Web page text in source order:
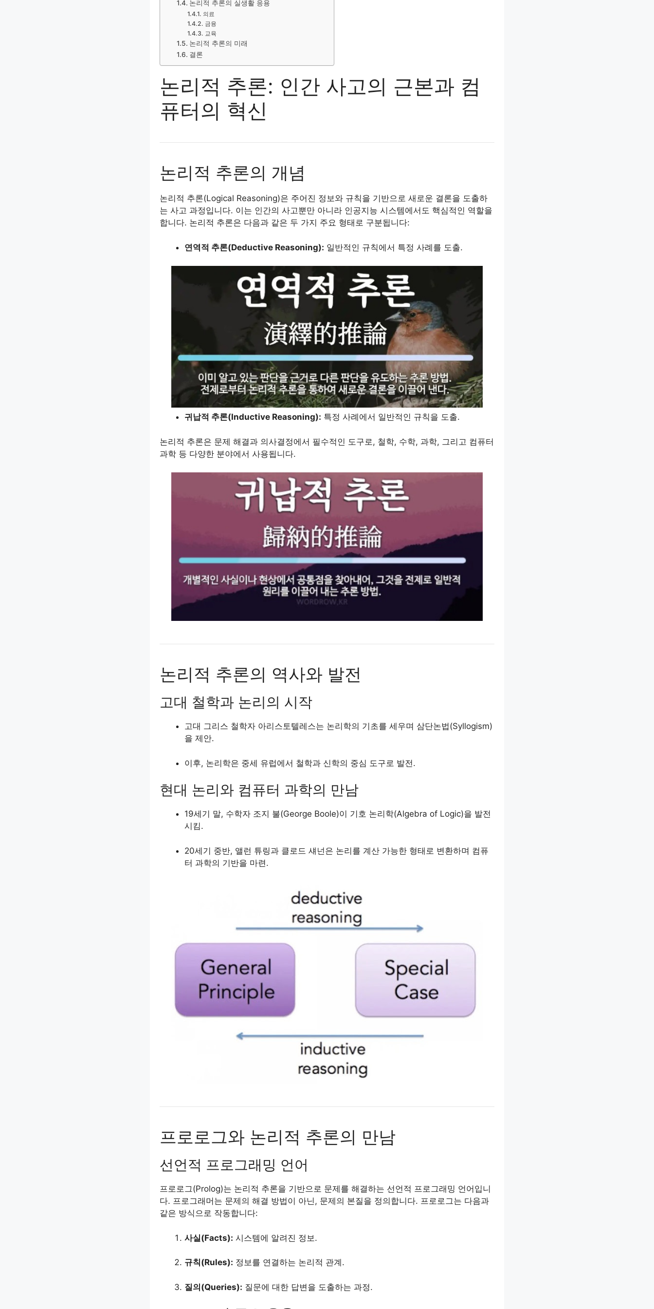
논리적 추론의 실생활 응용
의료
금융
교육
논리적 추론의 미래
결론
논리적 추론: 인간 사고의 근본과 컴
퓨터의 혁신
논리적 추론의 개념
논리적 추론(Logical Reasoning)은 주어진 정보와 규칙을 기반으로 새로운 결론을 도출하
는 사고 과정입니다. 이는 인간의 사고뿐만 아니라 인공지능 시스템에서도 핵심적인 역할을
합니다. 논리적 추론은 다음과 같은 두 가지 주요 형태로 구분됩니다:
연역적 추론(Deductive Reasoning): 일반적인 규칙에서 특정 사례를 도출.
귀납적 추론(Inductive Reasoning): 특정 사례에서 일반적인 규칙을 도출.
논리적 추론은 문제 해결과 의사결정에서 필수적인 도구로, 철학, 수학, 과학, 그리고 컴퓨터
과학 등 다양한 분야에서 사용됩니다.
논리적 추론의 역사와 발전
고대 철학과 논리의 시작
고대 그리스 철학자 아리스토텔레스는 논리학의 기초를 세우며 삼단논법(Syllogism)
을 제안.
이후, 논리학은 중세 유럽에서 철학과 신학의 중심 도구로 발전.
현대 논리와 컴퓨터 과학의 만남
19세기 말, 수학자 조지 불(George Boole)이 기호 논리학(Algebra of Logic)을 발전
시킴.
20세기 중반, 앨런 튜링과 클로드 섀넌은 논리를 계산 가능한 형태로 변환하며 컴퓨
터 과학의 기반을 마련.
프로로그와 논리적 추론의 만남
선언적 프로그래밍 언어
프로로그(Prolog)는 논리적 추론을 기반으로 문제를 해결하는 선언적 프로그래밍 언어입니
다. 프로그래머는 문제의 해결 방법이 아닌, 문제의 본질을 정의합니다. 프로로그는 다음과
같은 방식으로 작동합니다:
사실(Facts): 시스템에 알려진 정보.
규칙(Rules): 정보를 연결하는 논리적 관계.
질의(Queries): 질문에 대한 답변을 도출하는 과정.